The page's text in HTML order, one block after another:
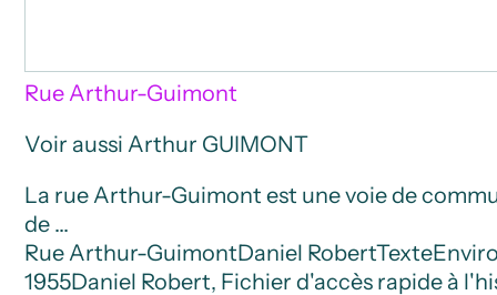
Rue Arthur-Guimont
Voir aussi Arthur GUIMONT
La rue Arthur-Guimont est une voie de
de …
Rue Arthur-GuimontDaniel RobertTexte
1955Daniel Robert, Fichier d'accès rapide à